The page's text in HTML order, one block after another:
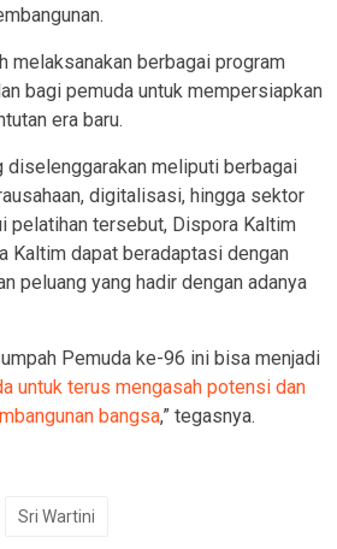
melaksanakan berbagai program
bagi pemuda untuk mempersiapkan
era baru.
diselenggarakan meliputi berbagai
digitalisasi, hingga sektor
pelatihan tersebut, Dispora Kaltim
Kaltim dapat beradaptasi dengan
peluang yang hadir dengan adanya
Pemuda ke-96 ini bisa menjadi
untuk terus mengasah potensi dan
bangsa,” tegasnya.
Sri Wartini